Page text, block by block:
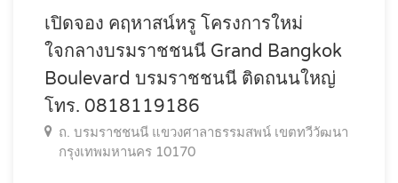
เปิดจอง คฤหาสน์หรู โครงการใหม่
ใจกลางบรมราชชนนี Grand Bangkok
Boulevard บรมราชชนนี ติดถนนใหญ่
โทร. 0818119186
ถ. บรมราชชนนี แขวงศาลาธรรมสพน์ เขตทวีวัฒนา
กรุงเทพมหานคร 10170